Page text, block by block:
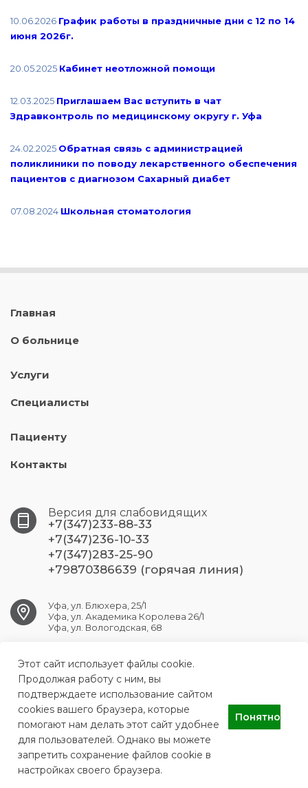
10.06.2026 График работы в праздничные дни с 12 по 14
июня 2026г.
20.05.2025 Кабинет неотложной помощи
12.03.2025 Приглашаем Вас вступить в чат
Здравконтроль по медицинскому округу г. Уфа
24.02.2025 Обратная связь с администрацией
поликлиники по поводу лекарственного обеспечения
пациентов с диагнозом Сахарный диабет
07.08.2024 Школьная стоматология
Главная
О больнице
Услуги
Специалисты
Пациенту
Контакты
Версия для слабовидящих
+7(347)233-88-33
+7(347)236-10-33
+7(347)283-25-90
+79870386639 (горячая линия)
Уфа, ул. Блюхера, 25/1
Уфа, ул. Академика Королева 26/1
Уфа, ул. Вологодская, 68
ufa.dsp7@doctorrb.ru
ГБУЗ РБ ДСП №7 г. Уфа
Этот сайт использует файлы cookie.
Продолжая работу с ним, вы
подтверждаете использование сайтом
cookies вашего браузера, которые
помогают нам делать этот сайт удобнее
для пользователей. Однако вы можете
запретить сохранение файлов cookie в
настройках своего браузера.
Понятно